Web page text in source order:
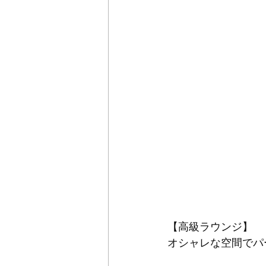
【高級ラウンジ】
オシャレな空間で